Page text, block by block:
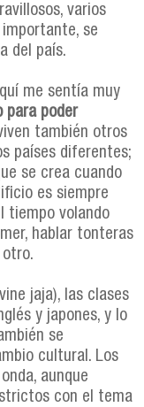
varios
se
del país.
me sentía muy
para poder
también otros
países diferentes;
se crea cuando
es siempre
tiempo volando
hablar tonteras
jaja), las clases
y japones, y lo
se
cultural. Los
aunque
con el tema